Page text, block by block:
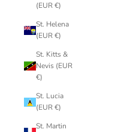
(EUR €)
St. Helena
(EUR €)
St. Kitts &
Nevis (EUR
€)
St. Lucia
(EUR €)
St. Martin